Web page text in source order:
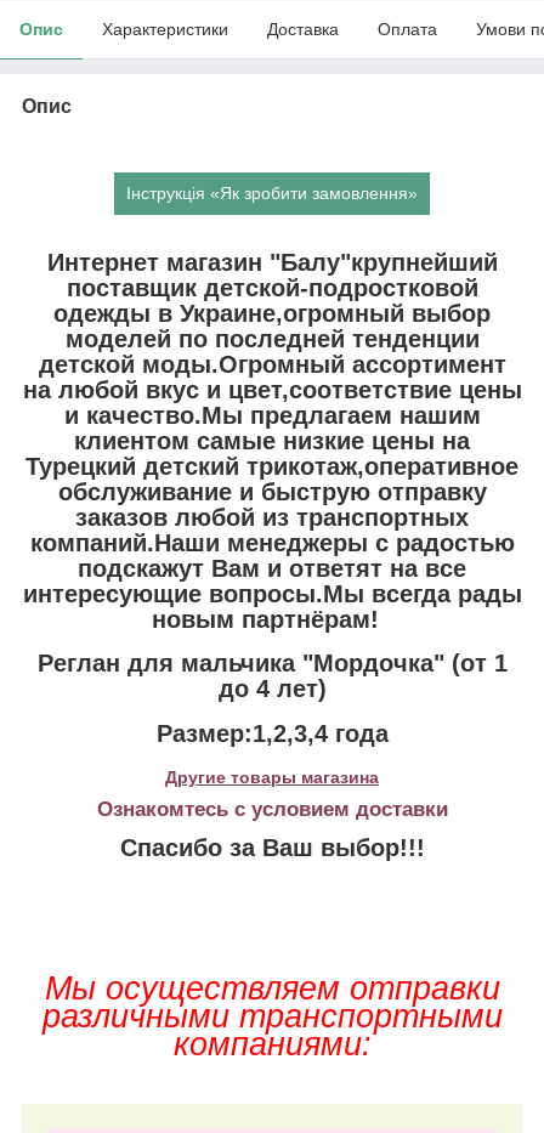
Опис Характеристики Доставка Оплата Умови
Опис
Інструкція «Як зробити замовлення»
Интернет магазин "Балу"крупнейший
поставщик детской-подростковой
одежды в Украине,огромный выбор
моделей по последней тенденции
детской моды.Огромный ассортимент
на любой вкус и цвет,соответствие цены
и качество.Мы предлагаем нашим
клиентом самые низкие цены на
Турецкий детский трикотаж,оперативное
обслуживание и быструю отправку
заказов любой из транспортных
компаний.Наши менеджеры с радостью
подскажут Вам и ответят на все
интересующие вопросы.Мы всегда рады
новым партнёрам!
Реглан для мальчика "Мордочка" (от 1
до 4 лет)
Размер:1,2,3,4 года
Другие товары магазина
Ознакомтесь с условием доставки
Спасибо за Ваш выбор!!!
Мы осуществляем отправки
различными транспортными
компаниями: